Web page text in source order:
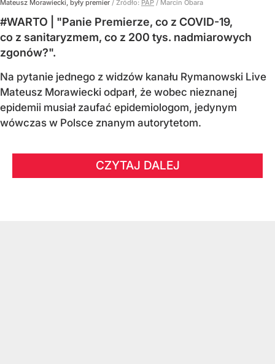
Mateusz Morawiecki, były premier / Źródło: PAP / Marcin Obara
#WARTO | "Panie Premierze, co z COVID-19,
co z sanitaryzmem, co z 200 tys. nadmiarowych
zgonów?".
Na pytanie jednego z widzów kanału Rymanowski Live
Mateusz Morawiecki odparł, że wobec nieznanej
epidemii musiał zaufać epidemiologom, jedynym
wówczas w Polsce znanym autorytetom.
CZYTAJ DALEJ